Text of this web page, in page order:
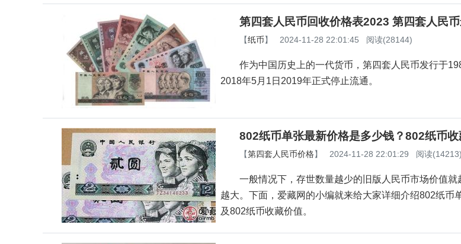
第四套人民币回收价格表2023 第四套人民
【纸币】 2024-11-28 22:01:45 阅读(28144)
作为中国历史上的一代货币，第四套人民币发行于
2018年5月1日2019年正式停止流通。
802纸币单张最新价格是多少钱？802纸币
【第四套人民币价格】 2024-11-28 22:01:29 阅读(14213)
一般情况下，存世数量越少的旧版人民币市场价值
越大。下面，爱藏网的小编就来给大家详细介绍802纸币
及802纸币收藏价值。